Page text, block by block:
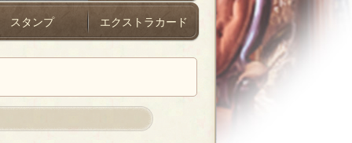
スタンプ エクストラカード